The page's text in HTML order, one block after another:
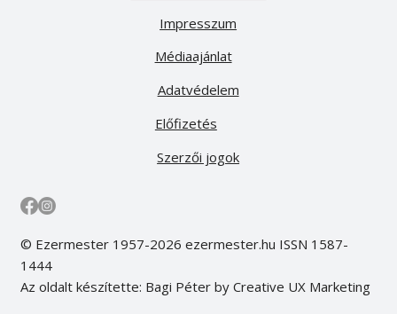
Médiaajánlat
Előfizetés
Impresszum
Adatvédelem
Szerzői jogok
© Ezermester 1957-2026 ezermester.hu ISSN 1587-
1444
Az oldalt készítette: Bagi Péter by Creative UX Marketing